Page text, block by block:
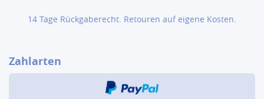
14 Tage Rückgaberecht. Retouren auf eigene Kosten.
Zahlarten